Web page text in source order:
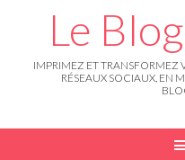
Le
IMPRIMEZ ET TRANSFORMEZ
RÉSEAUX SOCIAUX, EN